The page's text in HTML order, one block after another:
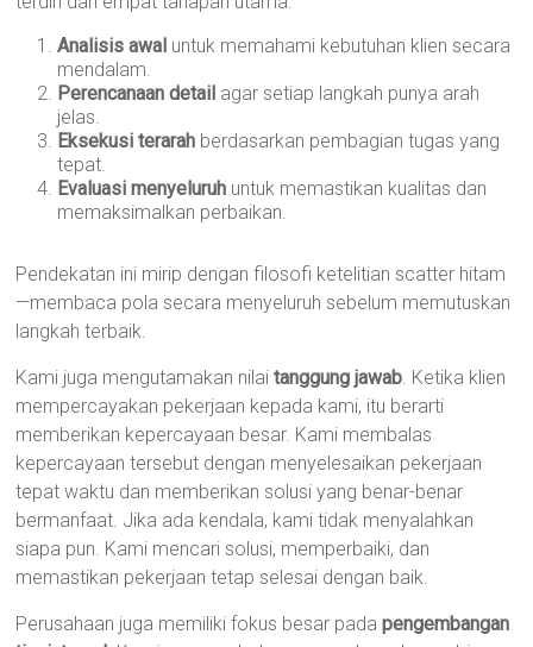
Analisis awal untuk memahami kebutuhan klien secara
mendalam.
Perencanaan detail agar setiap langkah punya arah
jelas.
Eksekusi terarah berdasarkan pembagian tugas yang
tepat.
Evaluasi menyeluruh untuk memastikan kualitas dan
memaksimalkan perbaikan.
Pendekatan ini mirip dengan filosofi ketelitian scatter hitam
—membaca pola secara menyeluruh sebelum memutuskan
langkah terbaik.
Kami juga mengutamakan nilaitanggung jawab. Ketika klien
mempercayakan pekerjaan kepada kami, itu berarti
memberikan kepercayaan besar. Kami membalas
kepercayaan tersebut dengan menyelesaikan pekerjaan
tepat waktu dan memberikan solusi yang benar-benar
bermanfaat. Jika ada kendala, kami tidak menyalahkan
siapa pun. Kami mencari solusi, memperbaiki, dan
memastikan pekerjaan tetap selesai dengan baik.
Perusahaan juga memiliki fokus besar padapengembangan